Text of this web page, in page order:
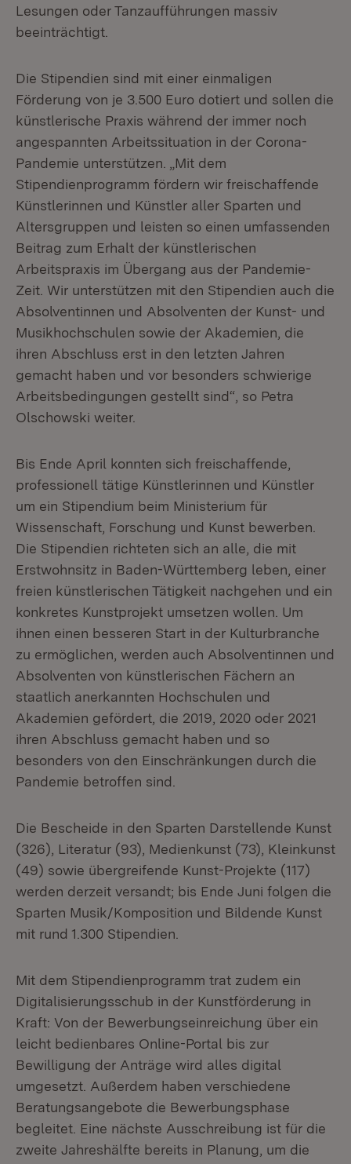
Lesungen oder Tanzaufführungen massiv
beeinträchtigt.
Die Stipendien sind mit einer einmaligen
Förderung von je 3.500 Euro dotiert und sollen die
künstlerische Praxis während der immer noch
angespannten Arbeitssituation in der Corona-
Pandemie unterstützen. „Mit dem
Stipendienprogramm fördern wir freischaffende
Künstlerinnen und Künstler aller Sparten und
Altersgruppen und leisten so einen umfassenden
Beitrag zum Erhalt der künstlerischen
Arbeitspraxis im Übergang aus der Pandemie-
Zeit. Wir unterstützen mit den Stipendien auch die
Absolventinnen und Absolventen der Kunst- und
Musikhochschulen sowie der Akademien, die
ihren Abschluss erst in den letzten Jahren
gemacht haben und vor besonders schwierige
Arbeitsbedingungen gestellt sind“, so Petra
Olschowski weiter.
Bis Ende April konnten sich freischaffende,
professionell tätige Künstlerinnen und Künstler
um ein Stipendium beim Ministerium für
Wissenschaft, Forschung und Kunst bewerben.
Die Stipendien richteten sich an alle, die mit
Erstwohnsitz in Baden-Württemberg leben, einer
freien künstlerischen Tätigkeit nachgehen und ein
konkretes Kunstprojekt umsetzen wollen. Um
ihnen einen besseren Start in der Kulturbranche
zu ermöglichen, werden auch Absolventinnen und
Absolventen von künstlerischen Fächern an
staatlich anerkannten Hochschulen und
Akademien gefördert, die 2019, 2020 oder 2021
ihren Abschluss gemacht haben und so
besonders von den Einschränkungen durch die
Pandemie betroffen sind.
Die Bescheide in den Sparten Darstellende Kunst
(326), Literatur (93), Medienkunst (73), Kleinkunst
(49) sowie übergreifende Kunst-Projekte (117)
werden derzeit versandt; bis Ende Juni folgen die
Sparten Musik/Komposition und Bildende Kunst
mit rund 1.300 Stipendien.
Mit dem Stipendienprogramm trat zudem ein
Digitalisierungsschub in der Kunstförderung in
Kraft: Von der Bewerbungseinreichung über ein
leicht bedienbares Online-Portal bis zur
Bewilligung der Anträge wird alles digital
umgesetzt. Außerdem haben verschiedene
Beratungsangebote die Bewerbungsphase
begleitet. Eine nächste Ausschreibung ist für die
zweite Jahreshälfte bereits in Planung, um die